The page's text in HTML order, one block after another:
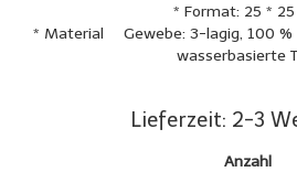
* Format: 25 *
* Material Gewebe: 3-lagig, 100 %
wasserbasierte
Lieferzeit: 2-3
Anzahl